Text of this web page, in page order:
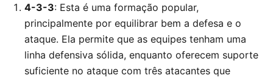
4-3-3: Esta é uma formação popular,
principalmente por equilibrar bem a defesa e o
ataque. Ela permite que as equipes tenham uma
linha defensiva sólida, enquanto oferecem suporte
suficiente no ataque com três atacantes que